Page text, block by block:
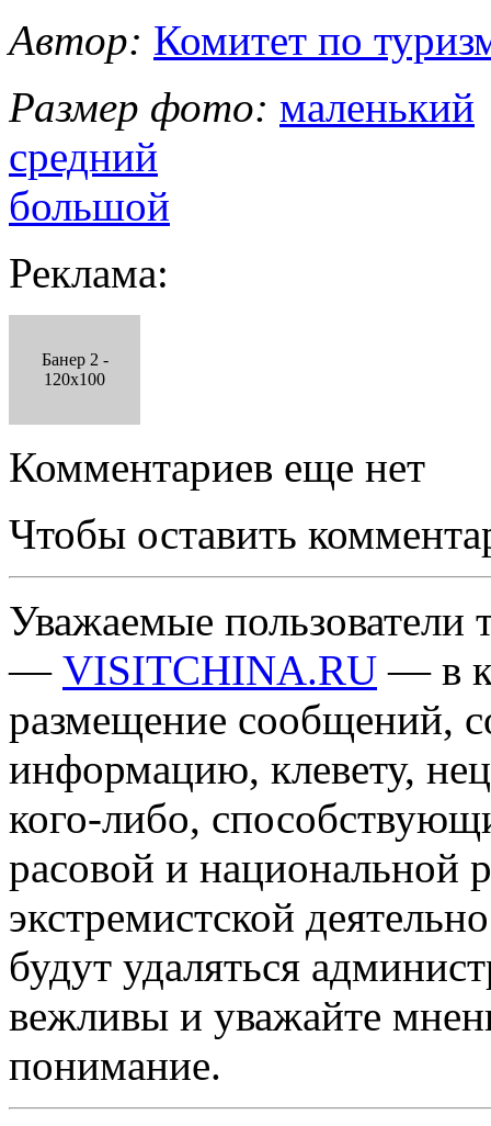
Автор: Комитет по
Размер фото: маленький
средний
большой
Реклама:
Банер 2 -
120x100
Комментариев еще нет
Чтобы оставить
Уважаемые пользователи
— VISITCHINA.RU — в
размещение сообщений,
информацию, клевету,
кого-либо,
расовой и национальной
экстремистской
будут удаляться
вежливы и уважайте
понимание.